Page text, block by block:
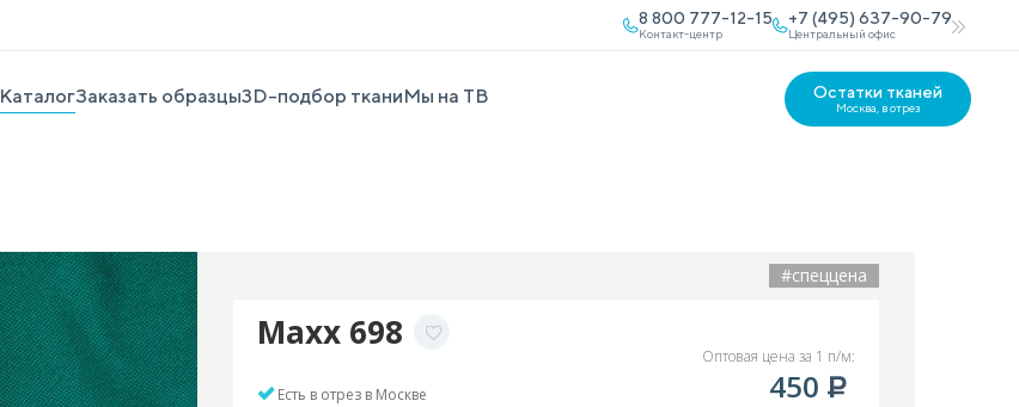
8 800 777-12-15
Контакт-центр
+7 (495) 637-90-79
Центральный офис
КаталогЗаказать образцы3D-подбор тканиМы на ТВ Остатки тканей
Москва, в отрез
#спеццена
Maxx 698
Есть в отрез в Москве
Оптовая цена за 1 п/м:
450